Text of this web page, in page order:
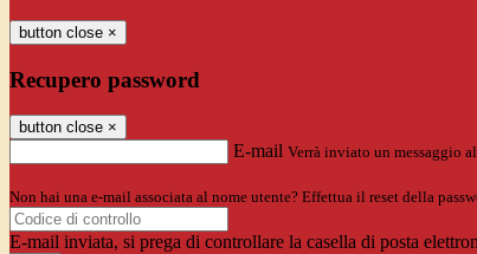
button close ×
Recupero password
button close ×
E-mail Verrà inviato un messaggio
Non hai una e-mail associata al nome utente? Effettua il reset della
E-mail inviata, si prega di controllare la casella di posta